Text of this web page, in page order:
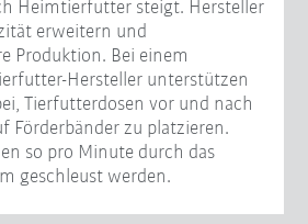
Heimtierfutter steigt. Hersteller
erweitern und
Produktion. Bei einem
Hersteller unterstützen
Tierfutterdosen vor und nach
Förderbänder zu platzieren.
so pro Minute durch das
geschleust werden.